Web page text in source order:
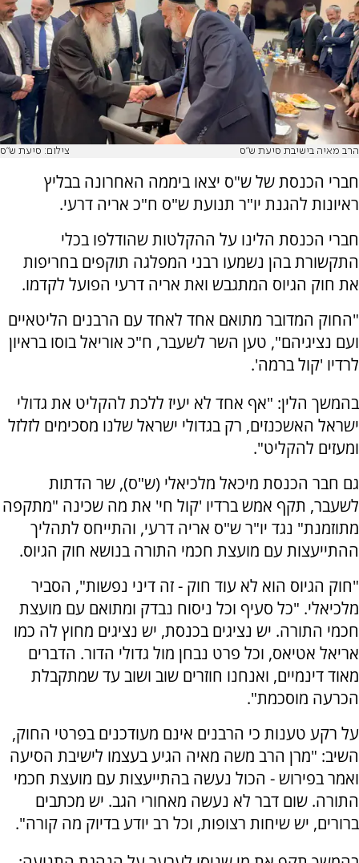
הרב מאיה בישיבת סיעת ש"ס צילום: סיעת ש"ס
חברי הכנסת של ש"ס יצאו ביממה האחרונה בבליץ
ראיונות להגנת יו"ר תנועת ש"ס ח"כ אריה דרעי.
חברי הכנסת הלינו על ההקלטות שהודלפו בכלי
התקשורת בהן נשמעו רבני המפלגה תוקפים בחריפות
את חוק הגיוס המתגבש ואת אריה דרעי הפועל לקדמו.
"החוק המדובר מתואם אחד לאחד עם הרבנים הליטאיים
ועם נציגיהם", טען השר לשעבר, ח"כ אוריאל בוסו בראיון
לרדיו 'קול ברמה'.
בהמשך הלין: "אף אחד לא יעיז ללכת להקליט את גדולי
ישראל האשכנזים, רק בגדולי ישראל שלנו מסכימים לזלזל
ומעזים להקליט".
גם חבר הכנסת מיכאל מלכיאלי (ש"ס), שר הדתות
לשעבר, תקף אמש ברדיו 'קול חי' את מה שכינה "מתקפה
מתוזמנת" נגד יו"ר ש"ס אריה דרעי, והתייחס לתהליך
ההתייעצות עם מועצת חכמי התורה בנושא חוק הגיוס.
"חוק הגיוס הוא לא עוד חוק - זה דיני נפשות", הסביר
מלכיאלי. "כל סעיף וכל ניסוח נבדק ומתואם עם מועצת
חכמי התורה. יש נציגים בכנסת, יש נציגים מחוץ לה כמו
אריאל אטיאס, וכל פרט נבחן מול גדולי הדור. הדברים
מאוד דינמיים, ואנחנו חוזרים שוב ושוב עד שמתקבלת
הכרעה מוסכמת".
על רקע טענות כי הרבנים אינם מעודכנים בפרטי החוק,
השיב: "מרן הרב משה מאיה הגיע בעצמו לישיבת הסיעה
ואמר בפירוש - הכול נעשה בהתייעצות עם מועצת חכמי
התורה. שום דבר לא נעשה מאחורי הגב. יש מכתבים
ברורים, יש שיחות רצופות, וכל רב יודע בדיוק מה קורה".